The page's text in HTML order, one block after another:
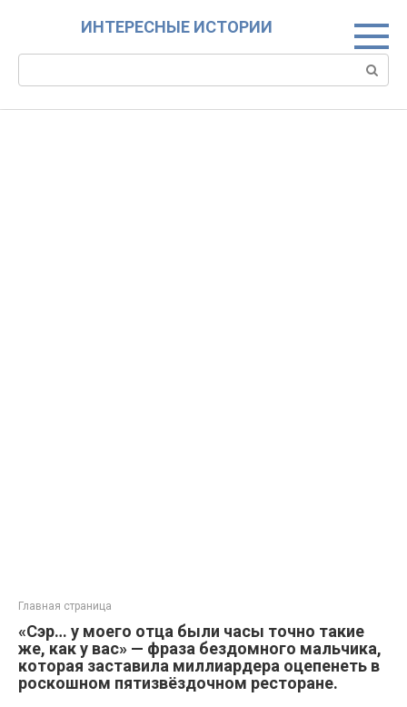
ИНТЕРЕСНЫЕ ИСТОРИИ
Главная страница
«Сэр… у моего отца были часы точно такие
же, как у вас» — фраза бездомного мальчика,
которая заставила миллиардера оцепенеть в
роскошном пятизвёздочном ресторане.